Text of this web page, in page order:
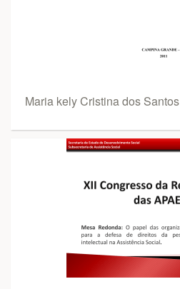
Maria kely Cristina dos Santos